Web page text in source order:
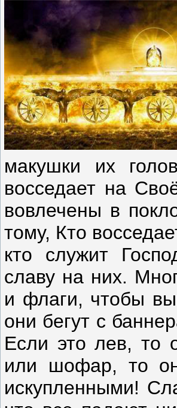
макушки их
восседает на
вовлечены в
тому, Кто
кто служит
славу на них.
и флаги, чтобы
они бегут с
Если это лев, то
или шофар, то
искупленными!